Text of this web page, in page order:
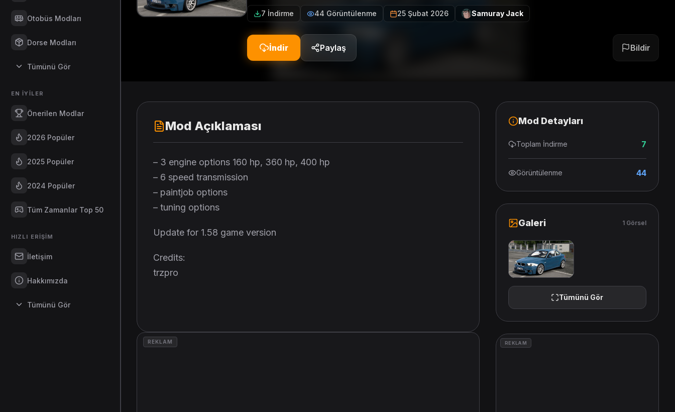
Otobüs Modları
Dorse Modları
Tümünü Gör
EN İYILER
Önerilen Modlar
2026 Popüler
2025 Popüler
2024 Popüler
Tüm Zamanlar Top 50
HIZLI ERIŞIM
İletişim
Hakkımızda
Tümünü Gör
7 İndirme 44 Görüntülenme 25 Şubat 2026 Samuray Jack
İndir Paylaş Bildir
Mod Açıklaması
– 3 engine options 160 hp, 360 hp, 400 hp
– 6 speed transmission
– paintjob options
– tuning options
Update for 1.58 game version
Credits:
trzpro
REKLAM
Mod Detayları
Toplam İndirme 7
Görüntülenme 44
Galeri 1 Görsel
Tümünü Gör
REKLAM